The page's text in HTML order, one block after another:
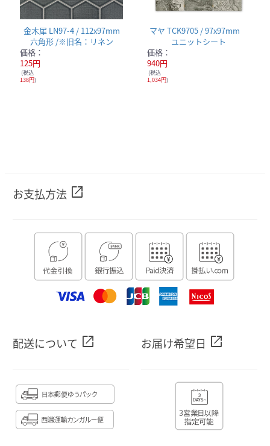
金木犀 LN97-4 / 112x97mm
六角形 /※旧名：リネン
価格：
125円
(税込
138円)
マヤ TCK9705 / 97x97mm
ユニットシート
価格：
940円
(税込
1,034円)
お支払方法 open_in_new
配送について open_in_new お届け希望日 open_in_new